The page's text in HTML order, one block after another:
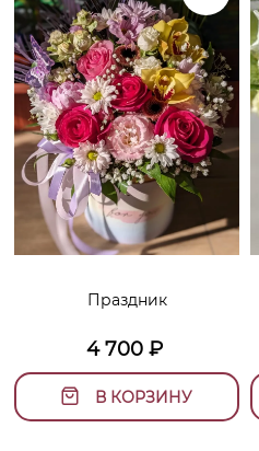
Праздник
4 700₽
В КОРЗИНУ